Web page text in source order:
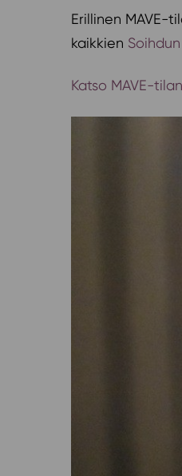
Erillinen MAVE-
kaikkien Soihdun
Katso MAVE-